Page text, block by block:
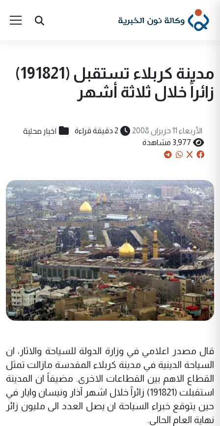
مدينة كربلاء تستقبل (191821)
زائراً خلال ثلاثة أشهر
الأربعاء 11 حزيران 2008 2 دقيقة قراءة اخبار محلية
3,977 مشاهدة
قال مصدر اعلامي في وزارة الدولة للسياحة والاثار، ان
السياحة الدينية في مدينة كربلاء المقدسة مازالت تمثل
القطاع الاهم بين القطاعات الاخرى. مضيفاً ان المدينة
استقبلت (191821) زائراً خلال اشهر آذار ونيسان وايار في
حين يتوقع خبراء السياحة ان يصل العدد الى مليون زائر
نهاية العام الحالي.